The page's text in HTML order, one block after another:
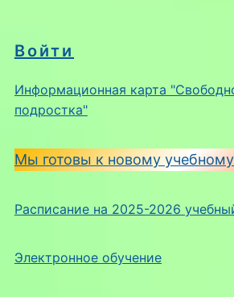
Войти
Информационная карта
подростка"
Мы готовы к новому
Расписание на 2025-2026
Электронное обучение